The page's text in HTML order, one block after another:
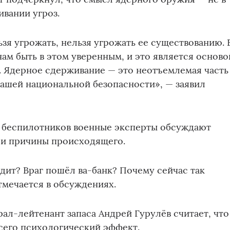
угроз.
угрожать, нельзя угрожать ее существованию.
быть в этом уверенным, и это является
сдерживание — это неотъемлемая
национальной безопасности», — заявил
военные эксперты обсуждают
причины происходящего.
Враг пошёл ва-банк? Почему сейчас так
в обсуждениях.
лейтенант запаса Андрей Гурулёв считает, что
психологический эффект.